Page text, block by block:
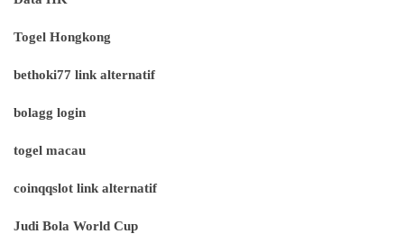
Togel Hongkong
bethoki77 link alternatif
bolagg login
togel macau
coinqqslot link alternatif
Judi Bola World Cup